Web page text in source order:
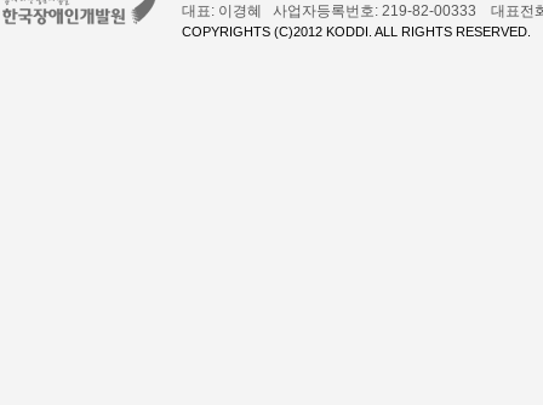
대표: 이경혜 사업자등록번호: 219-82-00333 대표
COPYRIGHTS (C)2012 KODDI. ALL RIGHTS RESERVED.